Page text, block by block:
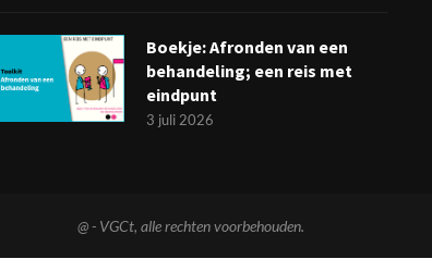
Boekje: Afronden van een
behandeling; een reis met
eindpunt
3 juli 2026
@- VGCt, alle rechten voorbehouden.